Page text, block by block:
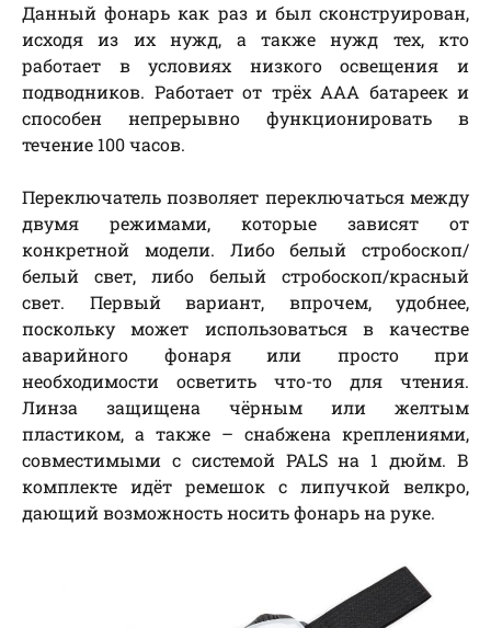
Данный фонарь как раз и был сконструирован,
исходя из их нужд, а также нужд тех, кто
работает в условиях низкого освещения и
подводников. Работает от трёх ААА батареек и
способен непрерывно функционировать в
течение 100 часов.
Переключатель позволяет переключаться между
двумя режимами, которые зависят от
конкретной модели. Либо белый стробоскоп/
белый свет, либо белый стробоскоп/красный
свет. Первый вариант, впрочем, удобнее,
поскольку может использоваться в качестве
аварийного фонаря или просто при
необходимости осветить что-то для чтения.
Линза защищена чёрным или желтым
пластиком, а также – снабжена креплениями,
совместимыми с системой PALS на 1 дюйм. В
комплекте идёт ремешок с липучкой велкро,
дающий возможность носить фонарь на руке.